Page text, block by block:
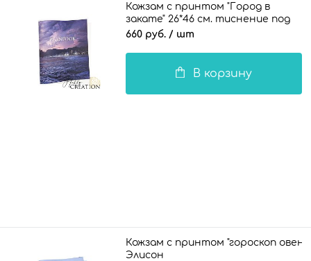
Кожзам с принтом "Город в
закате" 26*46 см. тиснение под
кожу II, белый
660 руб. / шт
В корзину
Кожзам с принтом "гороскоп овен /
Элисон